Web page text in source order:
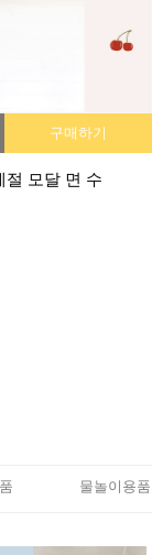
구매하기
튜브 의자
물놀이용품